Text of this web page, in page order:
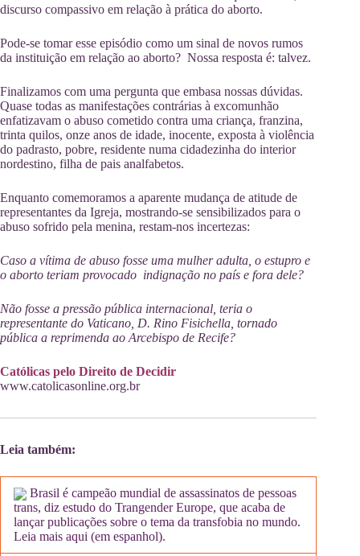
discurso compassivo em relação à prática do aborto.
Pode-se tomar esse episódio como um sinal de novos rumos
da instituição em relação ao aborto? Nossa resposta é: talvez.
Finalizamos com uma pergunta que embasa nossas dúvidas.
Quase todas as manifestações contrárias à excomunhão
enfatizavam o abuso cometido contra uma criança, franzina,
trinta quilos, onze anos de idade, inocente, exposta à violência
do padrasto, pobre, residente numa cidadezinha do interior
nordestino, filha de pais analfabetos.
Enquanto comemoramos a aparente mudança de atitude de
representantes da Igreja, mostrando-se sensibilizados para o
abuso sofrido pela menina, restam-nos incertezas:
Caso a vítima de abuso fosse uma mulher adulta, o estupro e
o aborto teriam provocado indignação no país e fora dele?
Não fosse a pressão pública internacional, teria o
representante do Vaticano, D. Rino Fisichella, tornado
pública a reprimenda ao Arcebispo de Recife?
Católicas pelo Direito de Decidir
www.catolicasonline.org.br
Leia também:
Brasil é campeão mundial de assassinatos de pessoas
trans, diz estudo do Trangender Europe, que acaba de
lançar publicações sobre o tema da transfobia no mundo.
Leia mais aqui (em espanhol).